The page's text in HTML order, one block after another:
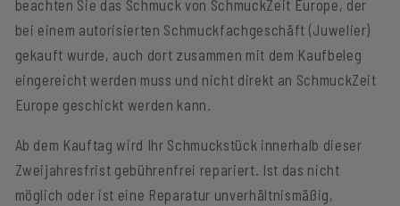
beachten Sie das Schmuck von SchmuckZeit Europe, der
bei einem autorisierten Schmuckfachgeschäft (Juwelier)
gekauft wurde, auch dort zusammen mit dem Kaufbeleg
eingereicht werden muss und nicht direkt an SchmuckZeit
Europe geschickt werden kann.
Ab dem Kauftag wird Ihr Schmuckstück innerhalb dieser
Zweijahresfrist gebührenfrei repariert. Ist das nicht
möglich oder ist eine Reparatur unverhältnismäßig,